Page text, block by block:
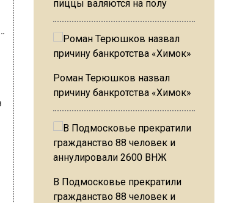
пиццы валяются на полу
Роман Терюшков назвал
причину банкротства «Химок»
В Подмосковье прекратили
гражданство 88 человек и